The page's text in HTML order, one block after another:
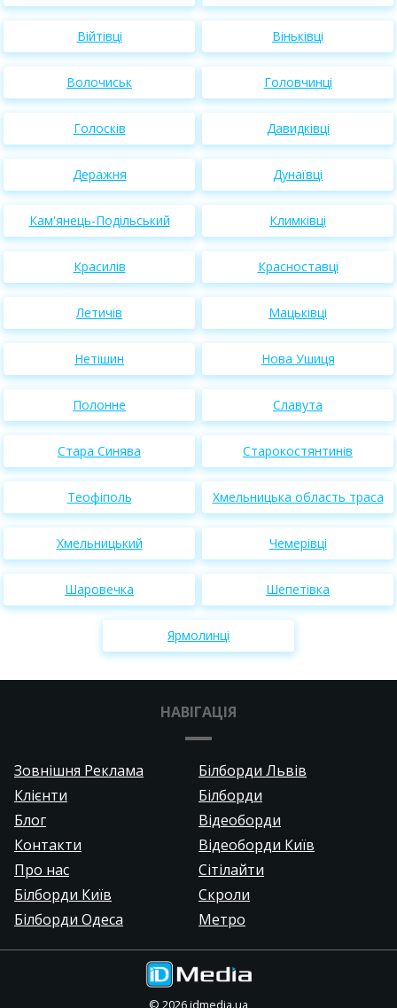
Війтівці Віньківці
Волочиськ Головчинці
Голосків Давидківці
Деражня Дунаївці
Кам'янець-Подільський Климківці
Красилів Красноставці
Летичів Мацьківці
Нетішин Нова Ушиця
Полонне Славута
Стара Синява Старокостянтинів
Теофіполь Хмельницька область траса
Хмельницький Чемерівці
Шаровечка Шепетівка
Ярмолинці
НАВІГАЦІЯ
Зовнішня Реклама
Білборди Львів
Клієнти
Білборди
Блог
Відеоборди
Контакти
Відеоборди Київ
Про нас
Сітілайти
Білборди Київ
Скроли
Білборди Одеса
Метро